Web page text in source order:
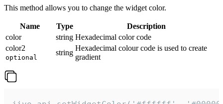
This method allows you to change the widget color.
Name Type
Description
color
string Hexadecimal color code
color2
optional
string
Hexadecimal colour code is used to create
gradient